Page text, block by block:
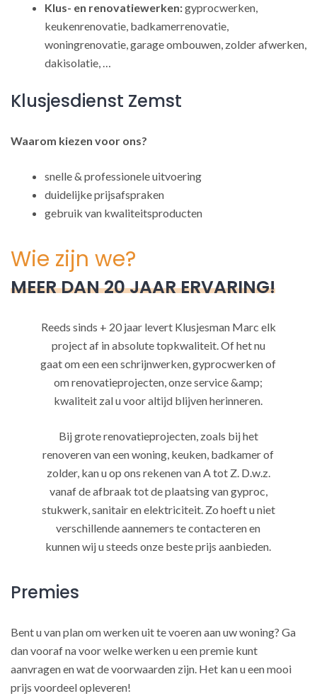
Klus- en renovatiewerken:gyprocwerken,
keukenrenovatie, badkamerrenovatie,
woningrenovatie, garage ombouwen, zolder afwerken,
dakisolatie, …
Klusjesdienst Zemst
Waarom kiezen voor ons?
snelle & professionele uitvoering
duidelijke prijsafspraken
gebruik van kwaliteitsproducten
Wie zijn we?
MEER DAN 20 JAAR ERVARING!
Reeds sinds + 20 jaar levert Klusjesman Marc elk
project af in absolute topkwaliteit. Of het nu
gaat om een een schrijnwerken, gyprocwerken of
om renovatieprojecten, onze service &amp;
kwaliteit zal u voor altijd blijven herinneren.
Bij grote renovatieprojecten, zoals bij het
renoveren van een woning, keuken, badkamer of
zolder, kan u op ons rekenen van A tot Z. D.w.z.
vanaf de afbraak tot de plaatsing van gyproc,
stukwerk, sanitair en elektriciteit. Zo hoeft u niet
verschillende aannemers te contacteren en
kunnen wij u steeds onze beste prijs aanbieden.
Premies
Bent u van plan om werken uit te voeren aan uw woning? Ga
dan vooraf na voor welke werken u een premie kunt
aanvragen en wat de voorwaarden zijn. Het kan u een mooi
prijs voordeel opleveren!